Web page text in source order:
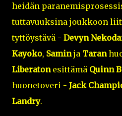
heidän
tuttavuuksina joukkoon
tyttöystävä - Devyn
Kayoko, Saminja Taran
Liberatonesittämä Quinn
huonetoveri - Jack
Landry.